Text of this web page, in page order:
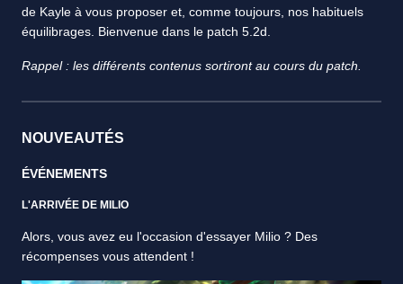
de Kayle à vous proposer et, comme toujours, nos habituels
équilibrages. Bienvenue dans le patch 5.2d.
Rappel : les différents contenus sortiront au cours du patch.
NOUVEAUTÉS
ÉVÉNEMENTS
L'ARRIVÉE DE MILIO
Alors, vous avez eu l'occasion d'essayer Milio ? Des
récompenses vous attendent !